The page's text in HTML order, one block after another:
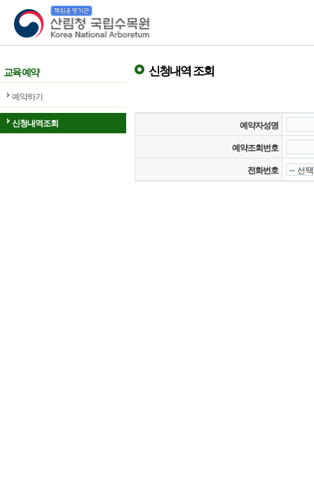
산림청 국립수목원
교육 예약
예약하기
신청내역조회
신청내역 조회
예약자성명
예약조회번호
전화번호